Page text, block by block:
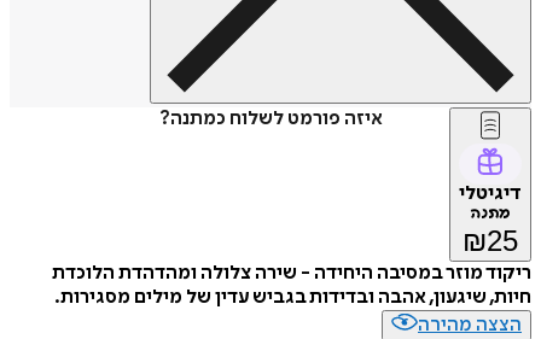
איזה פורמט לשלוח כמתנה?
דיגיטלי
מתנה
₪25
ריקוד מוזר במסיבה היחידה - שירה צלולה ומהדהדת הלוכדת
חיות, שיגעון, אהבה ובדידות בגביש עדין של מילים מסגירות.
הצצה מהירה